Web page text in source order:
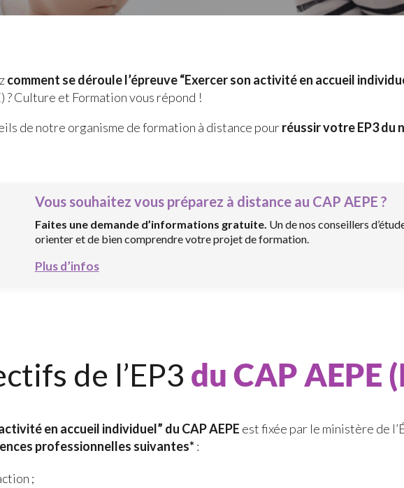
comment se déroule l’épreuve “Exercer son activité en accueil
? Culture et Formation vous répond !
de notre organisme de formation à distance pourréussir votre EP3 du
Vous souhaitez vous préparez à distance au CAP AEPE ?
Faites une demande d’informations gratuite. Un de nos conseillers
orienter et de bien comprendre votre projet de formation.
Plus d’infos
de l’EP3 du CAP AEPE
en accueil individuel” du CAP AEPE est fixée par le ministère de
professionnelles suivantes* :
;